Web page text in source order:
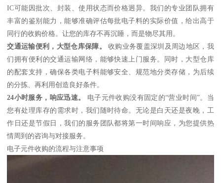
IC可能因批次、封装、使用状态而价格迥异。我们的专业团队拥有
丰富的鉴别能力，能够准确评估每批电子料的实际价值，给出高于
同行的收购价格。让您的库存不再沉睡，而是物尽其用。
交通运输便利，大型仓库保障。
收购业务覆盖深圳及周边地区，我
们拥有便利的交通运输网络，能够快速上门服务。同时，大型仓库
的配套支持，确保各类电子料能够安全、规范地分类存储，为后续
的分拣、再利用创造良好条件。
24小时服务，响应迅速。
电子元件收购没有固定的“营业时间”。当
您有处理库存的需求时，我们随时待命。无论是白天还是夜晚，工
作日还是节假日，我们的服务团队都将第一时间响应，为您提供热
情周到的咨询与对接服务。
电子元件收购的流程与注意事项